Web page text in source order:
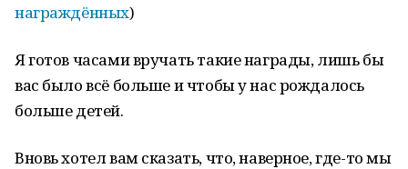
награждённых)
Я готов часами вручать такие награды, лишь бы
вас было всё больше и чтобы у нас рождалось
больше детей.
Вновь хотел вам сказать, что, наверное, где-то мы